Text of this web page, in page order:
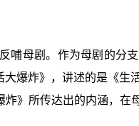
哺母剧。作为母剧的分
爆炸》，讲述的是《生
》所传达出的内涵，在